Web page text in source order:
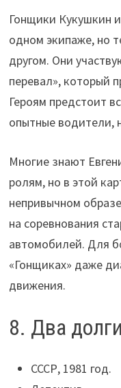
Гонщики Кукушкин
одном экипаже, но
другом. Они
перевал», который
Героям предстоит
опытные водители,
Многие знают
ролям, но в этой
непривычном
на соревнования
автомобилей. Для
«Гонщиках» даже
движения.
8. Два
СССР, 1981 год.